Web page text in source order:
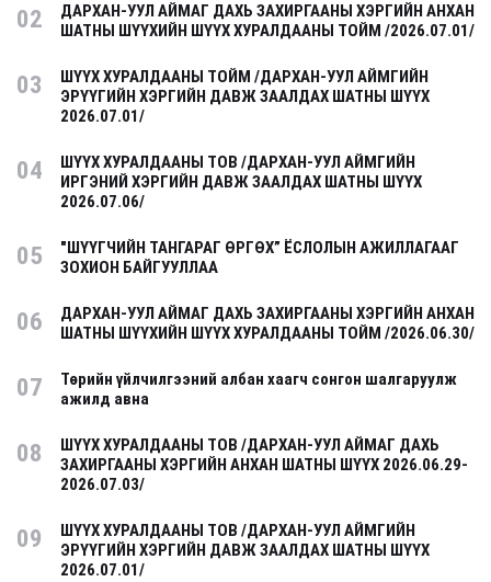
02
ДАРХАН-УУЛ АЙМАГ ДАХЬ ЗАХИРГААНЫ ХЭРГИЙН АНХАН
ШАТНЫ ШҮҮХИЙН ШҮҮХ ХУРАЛДААНЫ ТОЙМ /2026.07.01/
03
ШҮҮХ ХУРАЛДААНЫ ТОЙМ /ДАРХАН-УУЛ АЙМГИЙН
ЭРҮҮГИЙН ХЭРГИЙН ДАВЖ ЗААЛДАХ ШАТНЫ ШҮҮХ
2026.07.01/
04
ШҮҮХ ХУРАЛДААНЫ ТОВ /ДАРХАН-УУЛ АЙМГИЙН
ИРГЭНИЙ ХЭРГИЙН ДАВЖ ЗААЛДАХ ШАТНЫ ШҮҮХ
2026.07.06/
05
"ШҮҮГЧИЙН ТАНГАРАГ ӨРГӨХ” ЁСЛОЛЫН АЖИЛЛАГААГ
ЗОХИОН БАЙГУУЛЛАА
06
ДАРХАН-УУЛ АЙМАГ ДАХЬ ЗАХИРГААНЫ ХЭРГИЙН АНХАН
ШАТНЫ ШҮҮХИЙН ШҮҮХ ХУРАЛДААНЫ ТОЙМ /2026.06.30/
07
Төрийн үйлчилгээний албан хаагч сонгон шалгаруулж
ажилд авна
08
ШҮҮХ ХУРАЛДААНЫ ТОВ /ДАРХАН-УУЛ АЙМАГ ДАХЬ
ЗАХИРГААНЫ ХЭРГИЙН АНХАН ШАТНЫ ШҮҮХ 2026.06.29-
2026.07.03/
09
ШҮҮХ ХУРАЛДААНЫ ТОВ /ДАРХАН-УУЛ АЙМГИЙН
ЭРҮҮГИЙН ХЭРГИЙН ДАВЖ ЗААЛДАХ ШАТНЫ ШҮҮХ
2026.07.01/